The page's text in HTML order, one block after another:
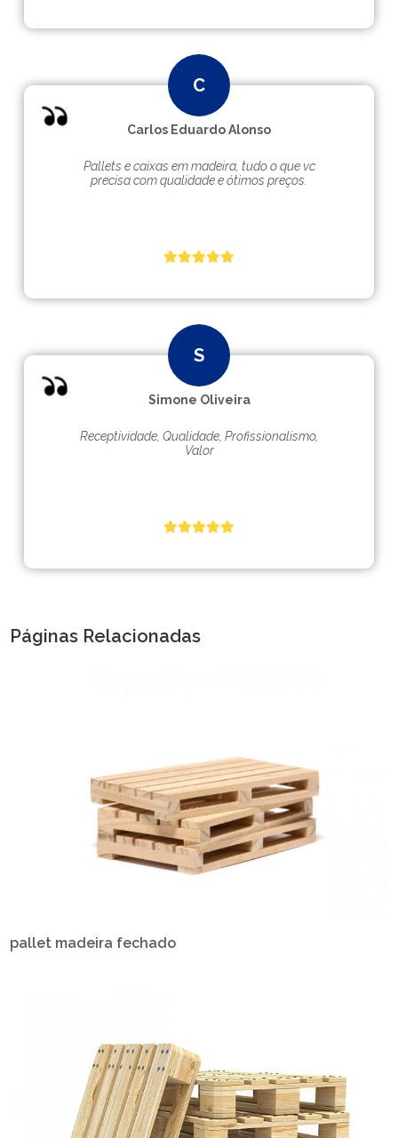
Carlos Eduardo Alonso
Pallets e caixas em madeira, tudo o que vc
precisa com qualidade e ótimos preços.
Simone Oliveira
Receptividade, Qualidade, Profissionalismo,
Valor
Páginas Relacionadas
pallet madeira fechado